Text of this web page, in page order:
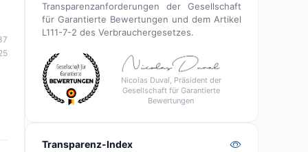
Transparenzanforderungen der Gesellschaft
für Garantierte Bewertungen und dem Artikel
L111-7-2 des Verbrauchergesetzes.
Nicolas Duval, Präsident der
Gesellschaft für Garantierte
Bewertungen
Transparenz-Index